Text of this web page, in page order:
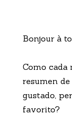
Bonjour à
Como cada
resumen
gustado,
favorito?